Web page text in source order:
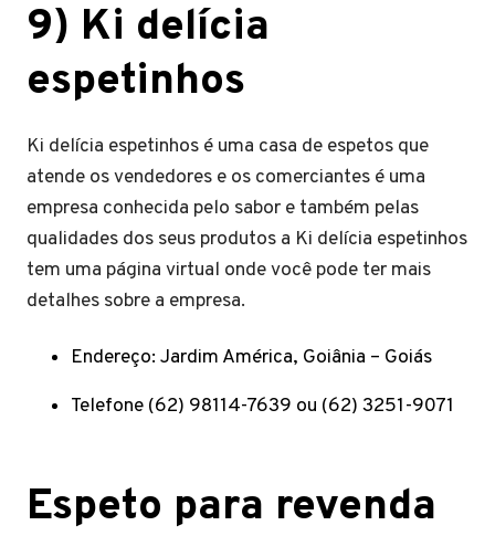
9) Ki delícia
espetinhos
Ki delícia espetinhos é uma casa de espetos que
atende os vendedores e os comerciantes é uma
empresa conhecida pelo sabor e também pelas
qualidades dos seus produtos a Ki delícia espetinhos
tem uma página virtual onde você pode ter mais
detalhes sobre a empresa.
Endereço: Jardim América, Goiânia – Goiás
Telefone (62) 98114-7639 ou (62) 3251-9071
Espeto para revenda